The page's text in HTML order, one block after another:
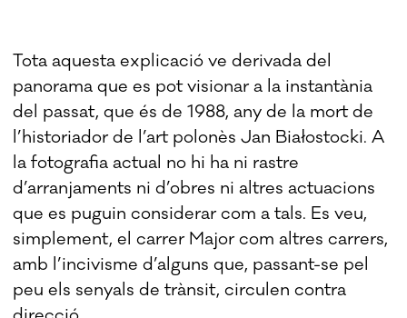
Tota aquesta explicació ve derivada del
panorama que es pot visionar a la instantània
del passat, que és de 1988, any de la mort de
l’historiador de l’art polonès Jan Białostocki. A
la fotografia actual no hi ha ni rastre
d’arranjaments ni d’obres ni altres actuacions
que es puguin considerar com a tals. Es veu,
simplement, el carrer Major com altres carrers,
amb l’incivisme d’alguns que, passant-se pel
peu els senyals de trànsit, circulen contra